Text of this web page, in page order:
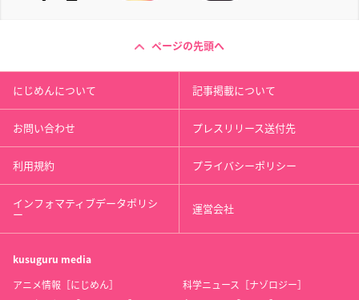
ページの先頭へ
にじめんについて 記事掲載について
お問い合わせ プレスリリース送付先
利用規約 プライバシーポリシー
インフォマティブデータポリシ
ー 運営会社
kusuguru media
アニメ情報［にじめん］
科学ニュース［ナゾロジー］